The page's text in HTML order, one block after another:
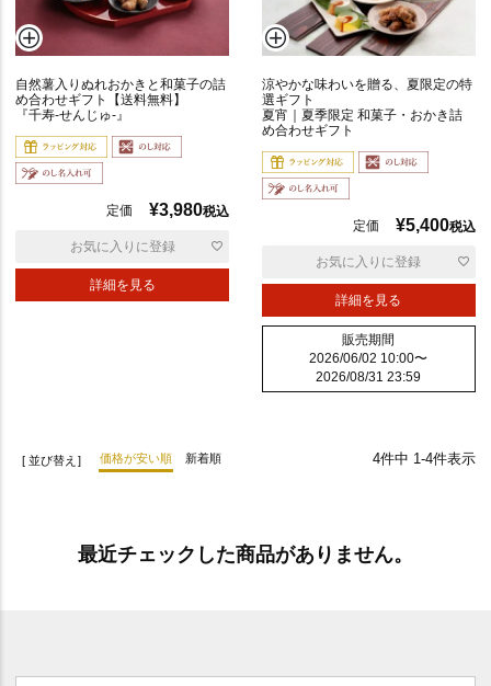
自然薯入りぬれおかきと和菓子の詰
め合わせギフト【送料無料】
『千寿-せんじゅ-』
定価 ¥3,980税込
詳細を見る
お気に入りに登録
涼やかな味わいを贈る、夏限定の特
選ギフト
夏宵｜夏季限定 和菓子・おかき詰
め合わせギフト
定価 ¥5,400税込
詳細を見る
お気に入りに登録
販売期間
2026/06/02 10:00〜
2026/08/31 23:59
並び替え 価格が安い順 新着順 4件中 1-4件表示
最近チェックした商品がありません。